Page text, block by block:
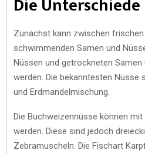
Zunächst kann zwischen
schwimmenden Samen und
Nüssen und getrockneten
werden. Die bekanntesten Nüsse
und Erdmandelmischung.
Die Buchweizennüsse können
werden. Diese sind jedoch
Zebramuscheln. Die Fischart